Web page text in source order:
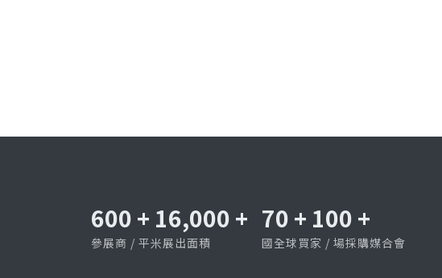
600 + 16,000 +
參展商 / 平米展出面積
70 + 100 +
國全球買家 / 場採購媒合會